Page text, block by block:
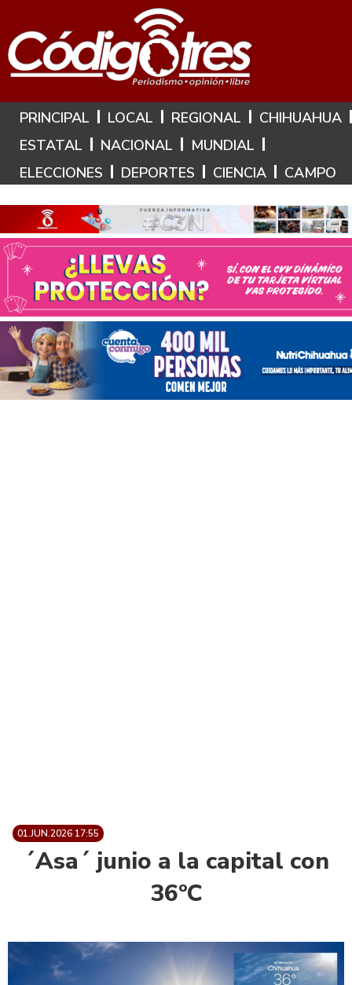
Hoy es: 6 de Agosto de 2026
PRINCIPAL LOCAL REGIONAL
CHIHUAHUA
ESTATAL
NACIONAL
MUNDIAL
ELECCIONES
DEPORTES CIENCIA CAMPO
01.JUN.2026 17:55
´Asa´ junio a la capital con
36ºC